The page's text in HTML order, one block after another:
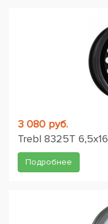
3 080 руб.
Trebl 8325T
Подробнее